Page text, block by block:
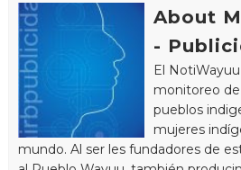
About
-
El
monitoreo
pueblos
mujeres
mundo. Al ser les fundadores de